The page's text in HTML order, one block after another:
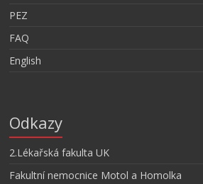
PEZ
FAQ
English
Odkazy
2.Lékařská fakulta UK
Fakultní nemocnice Motol a Homolka